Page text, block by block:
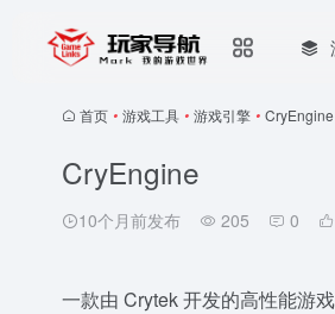
首页 • 游戏工具 • 游戏引擎 • CryEngine
CryEngine
10个月前发布 205 0
一款由 Crytek 开发的高性能游